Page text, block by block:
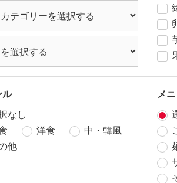
ル
なし
洋食
中・韓風
他
メ